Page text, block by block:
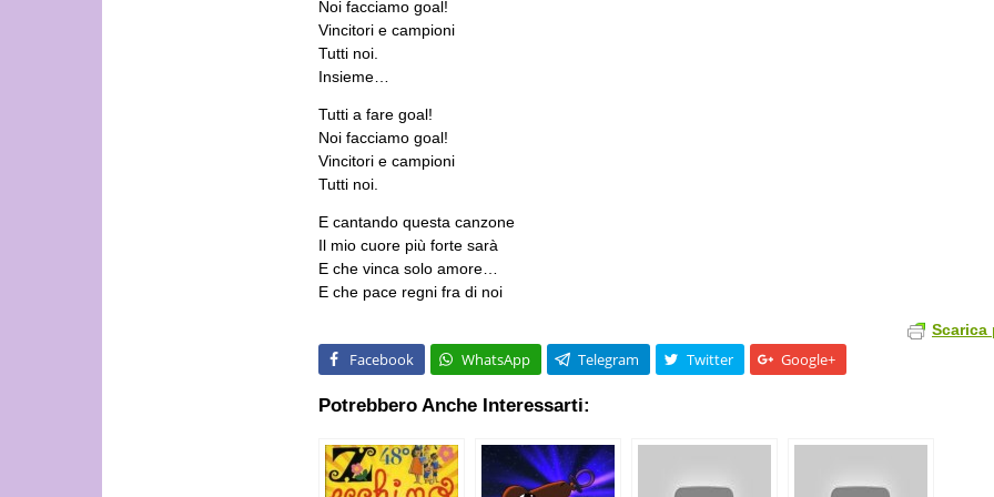
Noi facciamo goal!
Vincitori e campioni
Tutti noi.
Insieme…
Tutti a fare goal!
Noi facciamo goal!
Vincitori e campioni
Tutti noi.
E cantando questa canzone
Il mio cuore più forte sarà
E che vinca solo amore…
E che pace regni fra di noi
Scarica
Facebook WhatsApp Telegram Twitter Google+
Potrebbero Anche Interessarti: